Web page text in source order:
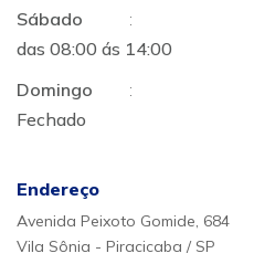
Sábado
:
das 08:00 ás 14:00
Domingo
:
Fechado
Endereço
Avenida Peixoto Gomide, 684
Vila Sônia - Piracicaba / SP